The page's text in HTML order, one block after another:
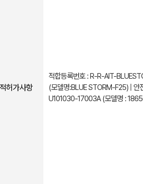
허가사항
적합등록번호 : R-R-AlT-
(모델명:BLUE STORM-F25) | 안
U101030-17003A (모델명 :